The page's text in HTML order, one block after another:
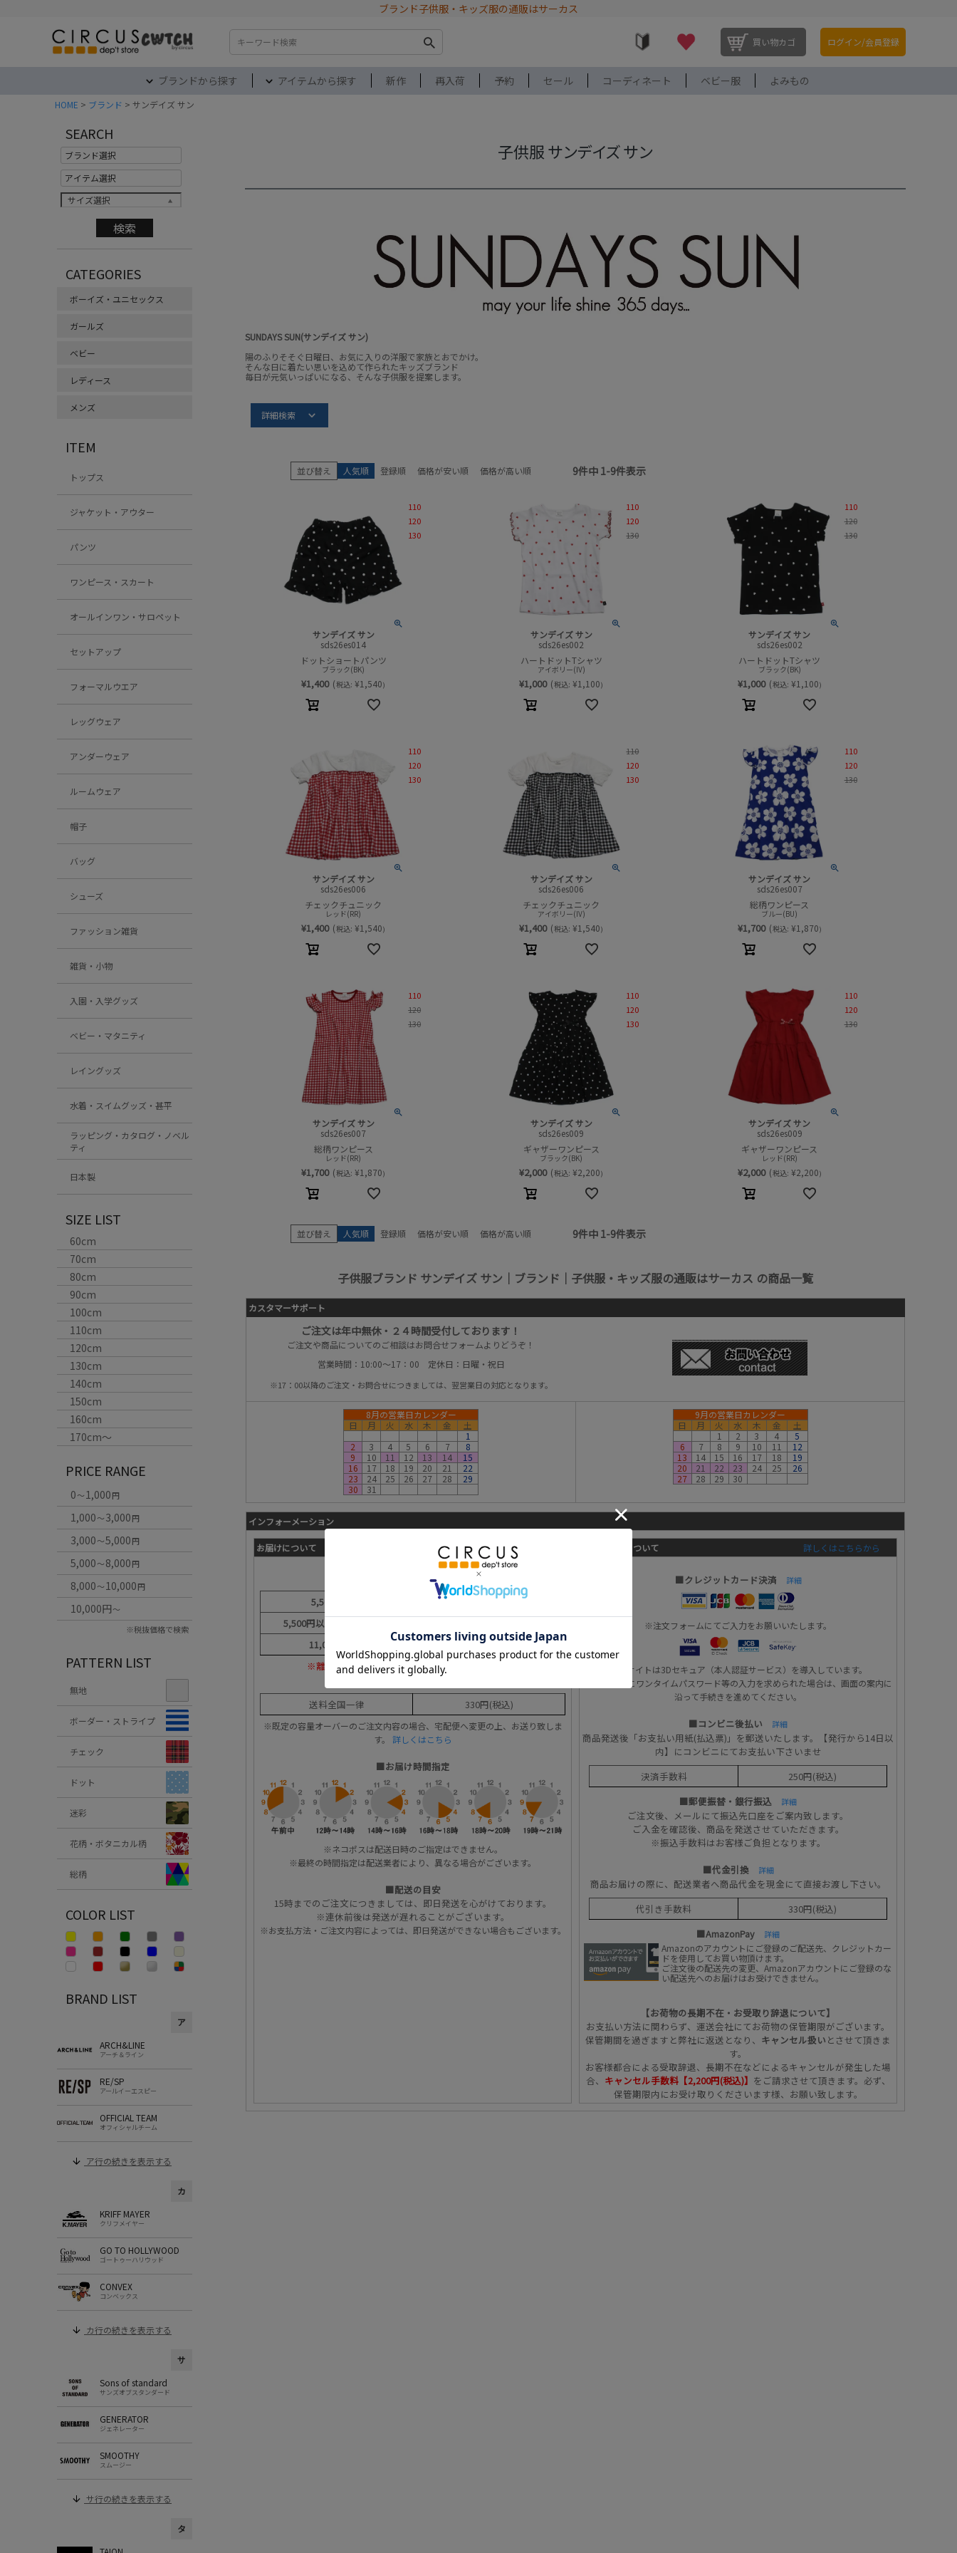
ブランド子供服・キッズ服の通販はサーカス
検索 買い物カゴ ログイン/会員登録
ブランドから探す アイテムから探す 新作 再入荷 予約 セール コーディネート ベビー服 よみもの
HOME ブランド サンデイズ サン
SEARCH
サイズ選択
CATEGORIES
ボーイズ・ユニセックス
ガールズ
ベビー
レディース
メンズ
ITEM
トップス
ジャケット・アウター
パンツ
ワンピース・スカート
オールインワン・サロペット
セットアップ
フォーマルウエア
レッグウェア
アンダーウェア
ルームウェア
帽子
バッグ
シューズ
ファッション雑貨
雑貨・小物
入園・入学グッズ
ベビー・マタニティ
レイングッズ
水着・スイムグッズ・甚平
ラッピング・カタログ・ノベル
ティ
日本製
SIZE LIST
60cm
70cm
80cm
90cm
100cm
110cm
120cm
130cm
140cm
150cm
160cm
170cm〜
PRICE RANGE
0～1,000円
1,000～3,000円
3,000～5,000円
5,000～8,000円
8,000～10,000円
10,000円～
※税抜価格で検索
PATTERN LIST
無地
ボーダー・ストライプ
チェック
ドット
迷彩
花柄・ボタニカル柄
総柄
COLOR LIST
BRAND LIST
ア
ARCH&LINE
アーチ＆ライン
RE/SP
アールイーエスピー
OFFICIAL TEAM
オフィシャルチーム
ア行の続きを表示する
カ
KRIFF MAYER
クリフメイヤー
GO TO HOLLYWOOD
ゴートゥーハリウッド
CONVEX
コンベックス
カ行の続きを表示する
サ
Sons of standard
サンズオブスタンダード
GENERATOR
ジェネレーター
SMOOTHY
スムージー
サ行の続きを表示する
タ
子供服 サンデイズ サン
SUNDAYS SUN(サンデイズ サン)
陽のふりそそぐ日曜日、お気に入りの洋服で家族とおでかけ。
そんな日に着たい思いを込めて作られたキッズブランド
毎日が元気いっぱいになる、そんな子供服を提案します。
詳細検索
Item Search
ブランド アイテム
販売中／予約受付中 カラー 柄
セール商品 セール率 並び順
検索
並び替え 人気順 登録順 価格が安い順 価格が高い順 9件中 1-9件表示
サンデイズ サン
sds26es014
ドットショートパンツ
ブラック(BK)
¥1,400 (税込: ¥1,540)
110
120
130
サンデイズ サン
sds26es002
ハートドットTシャツ
アイボリー(IV)
¥1,000 (税込: ¥1,100)
110
120
130
サンデイズ サン
sds26es002
ハートドットTシャツ
ブラック(BK)
¥1,000 (税込: ¥1,100)
110
120
130
サンデイズ サン
sds26es006
チェックチュニック
レッド(RR)
¥1,400 (税込: ¥1,540)
110
120
130
サンデイズ サン
sds26es006
チェックチュニック
アイボリー(IV)
¥1,400 (税込: ¥1,540)
110
120
130
サンデイズ サン
sds26es007
総柄ワンピース
ブルー(BU)
¥1,700 (税込: ¥1,870)
110
120
130
サンデイズ サン
sds26es007
総柄ワンピース
レッド(RR)
¥1,700 (税込: ¥1,870)
110
120
130
サンデイズ サン
sds26es009
ギャザーワンピース
ブラック(BK)
¥2,000 (税込: ¥2,200)
110
120
130
サンデイズ サン
sds26es009
ギャザーワンピース
レッド(RR)
¥2,000 (税込: ¥2,200)
110
120
130
並び替え 人気順 登録順 価格が安い順 価格が高い順 9件中 1-9件表示
子供服ブランド サンデイズ サン｜ブランド｜子供服・キッズ服の通販はサーカス の商品一覧
カスタマーサポート
ご注文は年中無休・２４時間受付しております！
ご注文や商品についてのご相談はお問合せフォームよりどうぞ！
営業時間：10:00～17：00 定休日：日曜・祝日
※17：00以降のご注文・お問合せにつきましては、翌営業日の対応となります。
8月の営業日カレンダー
日
月 火 水 木 金
土
1
2
3 4 5 6 7
8
9
10 11 12 13 14
15
16
17 18 19 20 21
22
23
24 25 26 27 28
29
30
31
9月の営業日カレンダー
日
月 火 水 木 金
土
1
2 3 4
5
6
7 8 9 10 11
12
13
14 15 16 17 18
19
20
21 22 23 24 25
26
27
28 29 30
インフォーメーション
お届けについて 詳しくはこちらから
※佐川急便
-配送料金一覧-
5,500円未満
770円 (税込)
5,500円以上11,000円未満
11,000円以上
送料無料
※離島・一部地域は別途追加送料が発生いたします。
送料全国一律
330円(税込)
※既定の容量オーバーのご注文内容の場合、宅配便へ変更の上、お送り致しま
す。 詳しくはこちら
■お届け時間指定
※ネコポスは配送日時のご指定はできません。
※最終の時間指定は配送業者により、異なる場合がございます。
■配送の目安
15時までのご注文につきましては、即日発送を心がけております。
※連休前後は発送が遅れることがございます。
※お支払方法・ご注文内容によっては、即日発送ができない場合もございます。
お支払方法について 詳しくはこちらから
■クレジットカード決済 詳細
※注文フォームにてご入力をお願いいたします。
※当サイトは3Dセキュア（本人認証サービス）を導入しています。
本人認証時にワンタイムパスワード等の入力を求められた場合は、画面の案内に
沿って手続きを進めてください。
■コンビニ後払い 詳細
商品発送後「お支払い用紙(払込票)」を郵送いたします。【発行から14日以
内】にコンビニにてお支払い下さいませ
決済手数料
250円(税込)
■郵便振替・銀行振込
詳細
ご注文後、メールにて振込先口座をご案内致します。
ご入金を確認後、商品を発送させていただきます。
※振込手数料はお客様ご負担となります。
■代金引換
詳細
商品お届けの際に、配送業者へ商品代金を現金にて直接お渡し下さい。
代引き手数料
330円(税込)
■AmazonPay
詳細
Amazonのアカウントにご登録のご配送先、クレジットカー
ドを使用してお買い物頂けます。
ご注文後の配送先の変更、Amazonアカウントにご登録のな
い配送先へのお届けはお受けできません。
【お荷物の長期不在・お受取り辞退について】
お支払い方法に関わらず、運送会社にてお荷物の保管期限がございます。
保管期間を過ぎますと弊社に返送となり、 キャンセル扱い とさせて頂きま
す。
お客様都合による受取辞退、長期不在などによるキャンセルが発生した場
合、 キャンセル手数料【2,200円(税込)】 をご請求させて頂きます。必ず、
保管期限内にお受け取りくださいます様、お願い致します。